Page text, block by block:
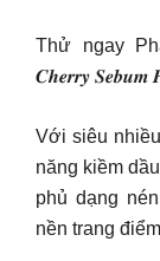
Thử ngay
𝑪𝒉𝒆𝒓𝒓𝒚 𝑺𝒆𝒃𝒖𝒎
Với siêu
năng kiềm
phủ dạng
nền trang